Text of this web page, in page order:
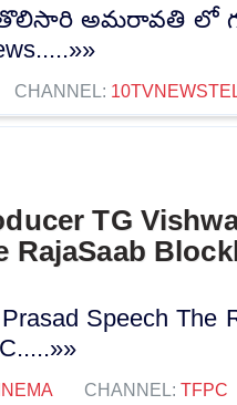
అమరావతి లో
CHANNEL:
TG
RajaSaab
Speech The
CHANNEL: TFPC